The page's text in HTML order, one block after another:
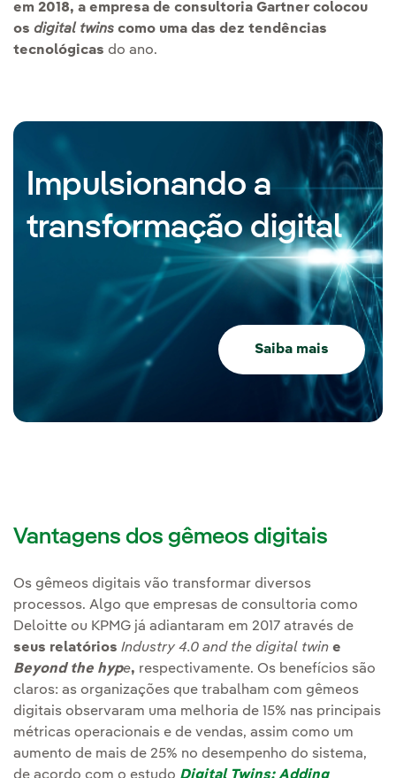
em 2018, a empresa de consultoria Gartner colocou
os digital twins como uma das dez tendências
tecnológicas do ano.
Impulsionando a
transformação digital
Saiba mais
Vantagens dos gêmeos digitais
Os gêmeos digitais vão transformar diversos
processos. Algo que empresas de consultoria como
Deloitte ou KPMG já adiantaram em 2017 através de
seus relatórios Industry 4.0 and the digital twin e
Beyond the hype, respectivamente. Os benefícios são
claros: as organizações que trabalham com gêmeos
digitais observaram uma melhoria de 15% nas principais
métricas operacionais e de vendas, assim como um
aumento de mais de 25% no desempenho do sistema,
de acordo com o estudo Digital Twins: Adding